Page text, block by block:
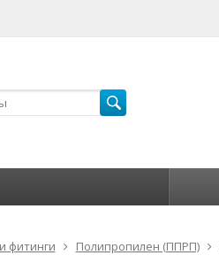
фитинги Полипропилен (ППРП)